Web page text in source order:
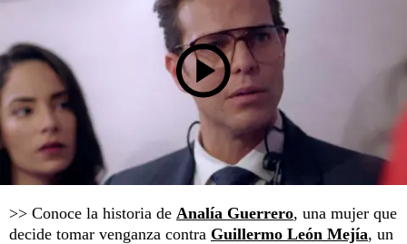
>> Conoce la historia de Analía Guerrero, una mujer que
decide tomar venganza contra Guillermo León Mejía, un